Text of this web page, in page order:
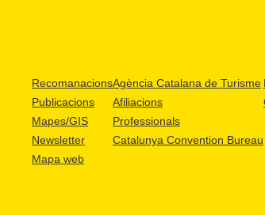
Recomanacions
Publicacions
Mapes/GIS
Newsletter
Mapa web
Agència Catalana de Turisme
Afiliacions
Professionals
Catalunya Convention Bureau